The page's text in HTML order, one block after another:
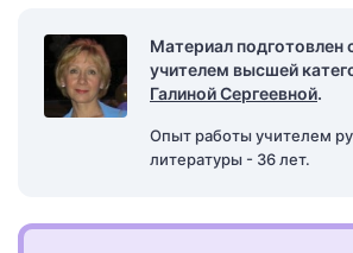
Материал подготовлен
учителем высшей
Галиной Сергеевной.
Опыт работы учителем
литературы - 36 лет.